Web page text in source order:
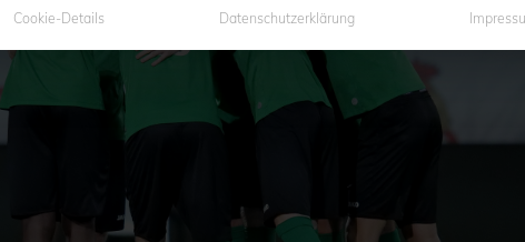
Cookie-Details Datenschutzerklärung